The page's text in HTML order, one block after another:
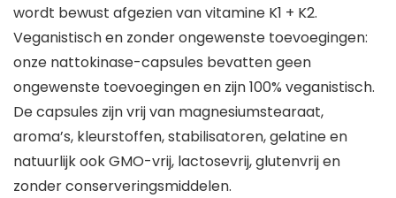
wordt bewust afgezien van vitamine K1 + K2.
Veganistisch en zonder ongewenste toevoegingen:
onze nattokinase-capsules bevatten geen
ongewenste toevoegingen en zijn 100% veganistisch.
De capsules zijn vrij van magnesiumstearaat,
aroma’s, kleurstoffen, stabilisatoren, gelatine en
natuurlijk ook GMO-vrij, lactosevrij, glutenvrij en
zonder conserveringsmiddelen.